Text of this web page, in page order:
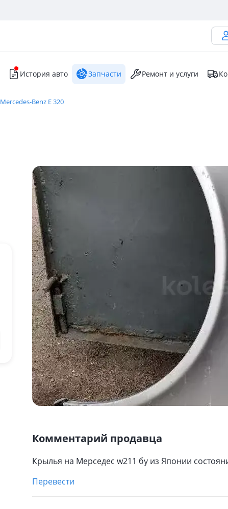
История авто Запчасти Ремонт и услуги
Mercedes-Benz E 320
Комментарий продавца
Крылья на Мерседес w211 бу из Японии
Перевести